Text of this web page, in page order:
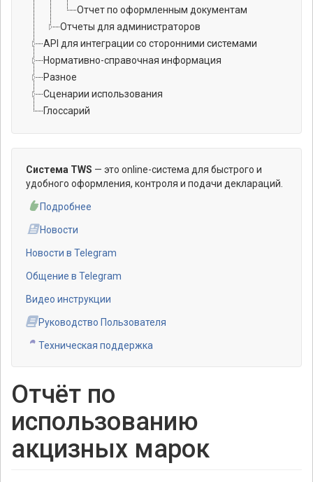
Отчет по оформленным документам
Отчеты для администраторов
API для интеграции со сторонними системами
Нормативно-справочная информация
Разное
Сценарии использования
Глоссарий
Система TWS — это online-система для быстрого и
удобного оформления, контроля и подачи деклараций.
Подробнее
Новости
Новости в Telegram
Общение в Telegram
Видео инструкции
Руководство Пользователя
Техническая поддержка
Отчёт по
использованию
акцизных марок